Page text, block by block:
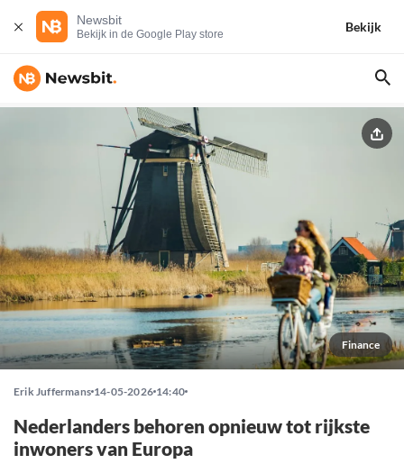
Newsbit
Bekijk in de Google Play store
Bekijk
Finance
Erik Juffermans 14-05-2026 14:40
Nederlanders behoren opnieuw tot rijkste
inwoners van Europa